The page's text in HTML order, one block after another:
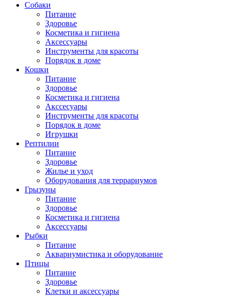
Собаки
Питание
Здоровье
Косметика и гигиена
Аксессуары
Инструменты для красоты
Порядок в доме
Кошки
Питание
Здоровье
Косметика и гигиена
Акссесуары
Инструменты для красоты
Порядок в доме
Игрушки
Рептилии
Питание
Здоровье
Жилье и уход
Оборудования для террариумов
Грызуны
Питание
Здоровье
Косметика и гигиена
Аксессуары
Рыбки
Питание
Аквариумистика и оборудование
Птицы
Питание
Здоровье
Клетки и аксессуары